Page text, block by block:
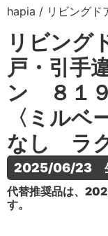
hapia / リビングド
リビン
戸・引
ン ８１
〈ミル
なし ラ
2025/06/23　
代替推奨品は、
す。